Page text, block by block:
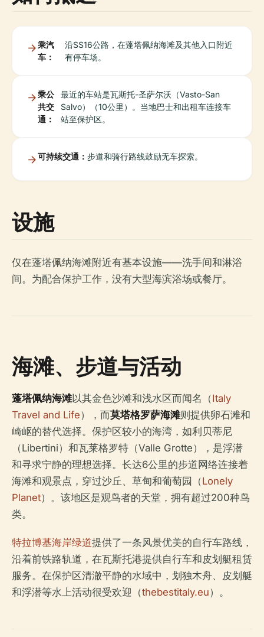
乘汽
车：
沿SS16公路，在蓬塔佩纳海滩及其他入口附近
有停车场。
乘公
共交
通：
最近的车站是瓦斯托-圣萨尔沃（Vasto-San
Salvo）（10公里）。当地巴士和出租车连接车
站至保护区。
可持续交通： 步道和骑行路线鼓励无车探索。
设施
仅在蓬塔佩纳海滩附近有基本设施——洗手间和淋浴
间。为配合保护工作，没有大型海滨浴场或餐厅。
海滩、步道与活动
蓬塔佩纳海滩以其金色沙滩和浅水区而闻名（Italy
Travel and Life），而莫塔格罗萨海滩则提供卵石滩和
崎岖的替代选择。保护区较小的海湾，如利贝蒂尼
（Libertini）和瓦莱格罗特（Valle Grotte），是浮潜
和寻求宁静的理想选择。长达6公里的步道网络连接着
海滩和观景点，穿过沙丘、草甸和葡萄园（Lonely
Planet）。该地区是观鸟者的天堂，拥有超过200种鸟
类。
特拉博基海岸绿道提供了一条风景优美的自行车路线，
沿着前铁路轨道，在瓦斯托港提供自行车和皮划艇租赁
服务。在保护区清澈平静的水域中，划独木舟、皮划艇
和浮潜等水上活动很受欢迎（thebestitaly.eu）。